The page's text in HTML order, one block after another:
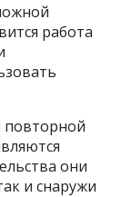
работа
повторной
они
и снаружи